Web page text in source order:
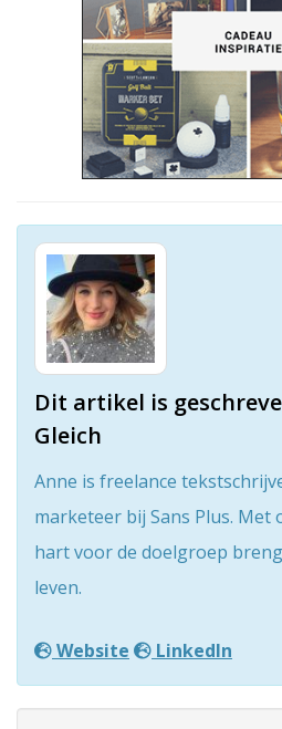
Dit artikel is
Gleich
Anne is freelance
marketeer bij Sans Plus. Met
hart voor de doelgroep
leven.
Website LinkedIn